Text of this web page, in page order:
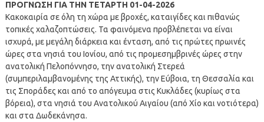
ΠΡΟΓΝΩΣΗ ΓΙΑ ΤΗΝ ΤΕΤΑΡΤΗ 01-04-2026
Κακοκαιρία σε όλη τη χώρα με βροχές, καταιγίδες και πιθανώς
τοπικές χαλαζοπτώσεις. Τα φαινόμενα προβλέπεται να είναι
ισχυρά, με μεγάλη διάρκεια και ένταση, από τις πρώτες πρωινές
ώρες στα νησιά του Ιονίου, από τις προμεσημβρινές ώρες στην
ανατολική Πελοπόννησο, την ανατολική Στερεά
(συμπεριλαμβανομένης της Αττικής), την Εύβοια, τη Θεσσαλία και
τις Σποράδες και από το απόγευμα στις Κυκλάδες (κυρίως στα
βόρεια), στα νησιά του Ανατολικού Αιγαίου (από Χίο και νοτιότερα)
και στα Δωδεκάνησα.